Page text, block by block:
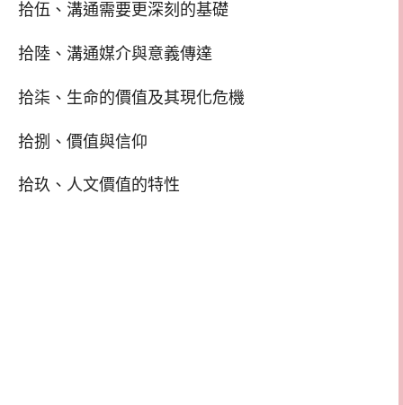
拾伍、溝通需要更深刻的基礎
拾陸、溝通媒介與意義傳達
拾柒、生命的價值及其現化危機
拾捌、價值與信仰
拾玖、人文價值的特性